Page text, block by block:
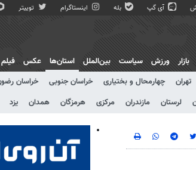
آی گپ بله اینستاگرام توییتر
بازار ورزش سیاست بین‌الملل
استان‌ها
تهران چهارمحال و بختیاری خراسان جنوبی خراسان
لرستان مازندران مرکزی هرمزگان همدان یزد
عکس فیلم